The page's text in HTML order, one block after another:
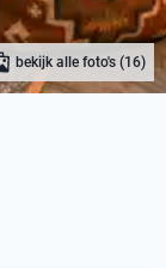
bekijk alle foto's (16)